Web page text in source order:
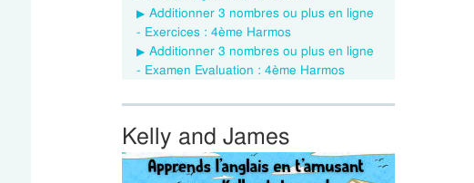
Additionner 3 nombres ou plus en ligne
- Exercices : 4ème Harmos
Additionner 3 nombres ou plus en ligne
- Examen Evaluation : 4ème Harmos
Kelly and James